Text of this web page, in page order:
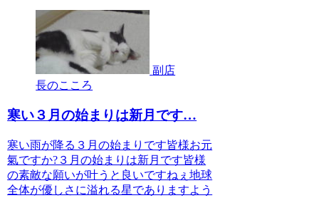
副店
長のこころ
寒い３月の始まりは新月です…
寒い雨が降る３月の始まりです皆様お元
氣ですか?３月の始まりは新月です皆様
の素敵な願いが叶うと良いですねぇ地球
全体が優しさに溢れる星でありますよう